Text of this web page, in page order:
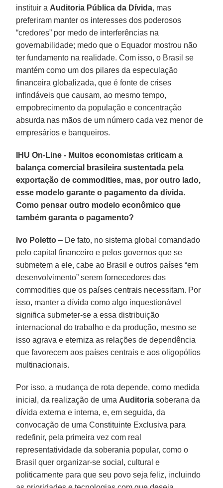
instituir a Auditoria Pública da Dívida, mas
preferiram manter os interesses dos poderosos
“credores” por medo de interferências na
governabilidade; medo que o Equador mostrou não
ter fundamento na realidade. Com isso, o Brasil se
mantém como um dos pilares da especulação
financeira globalizada, que é fonte de crises
infindáveis que causam, ao mesmo tempo,
empobrecimento da população e concentração
absurda nas mãos de um número cada vez menor de
empresários e banqueiros.
IHU On-Line - Muitos economistas criticam a
balança comercial brasileira sustentada pela
exportação de commodities, mas, por outro lado,
esse modelo garante o pagamento da dívida.
Como pensar outro modelo econômico que
também garanta o pagamento?
Ivo Poletto – De fato, no sistema global comandado
pelo capital financeiro e pelos governos que se
submetem a ele, cabe ao Brasil e outros países “em
desenvolvimento” serem fornecedores das
commodities que os países centrais necessitam. Por
isso, manter a dívida como algo inquestionável
significa submeter-se a essa distribuição
internacional do trabalho e da produção, mesmo se
isso agrava e eterniza as relações de dependência
que favorecem aos países centrais e aos oligopólios
multinacionais.
Por isso, a mudança de rota depende, como medida
inicial, da realização de uma Auditoria soberana da
dívida externa e interna, e, em seguida, da
convocação de uma Constituinte Exclusiva para
redefinir, pela primeira vez com real
representatividade da soberania popular, como o
Brasil quer organizar-se social, cultural e
politicamente para que seu povo seja feliz, incluindo